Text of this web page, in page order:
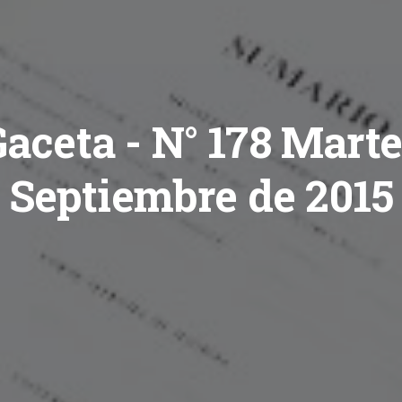
- N° 178
Septiembre de 2015